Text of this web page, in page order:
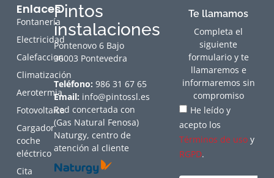
Pintos
instalaciones
Pontenovo 6 Bajo
36003 Pontevedra
Teléfono: 986 31 67 65
Email: info@pintossl.es
Red concertada con
(Gas Natural Fenosa)
Naturgy, centro de
atención al cliente
Enlaces
Fontanería
Electricidad
Calefaccion
Climatización
Aerotermia
Fotovoltaica
Cargador
coche
eléctrico
Cita
Te llamamos
Completa el
siguiente
formulario y te
llamaremos e
informaremos sin
compromiso
He leído y
acepto los
Términos de uso y
RGPD.